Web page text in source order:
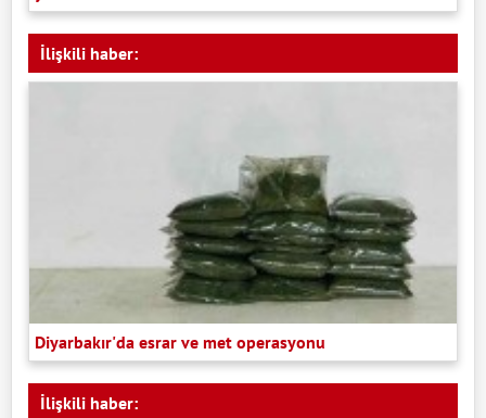
İlişkili haber:
Diyarbakır'da esrar ve met operasyonu
İlişkili haber: